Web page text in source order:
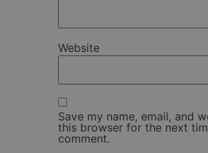
Website
Save my name, email, and
this browser for the next
comment.